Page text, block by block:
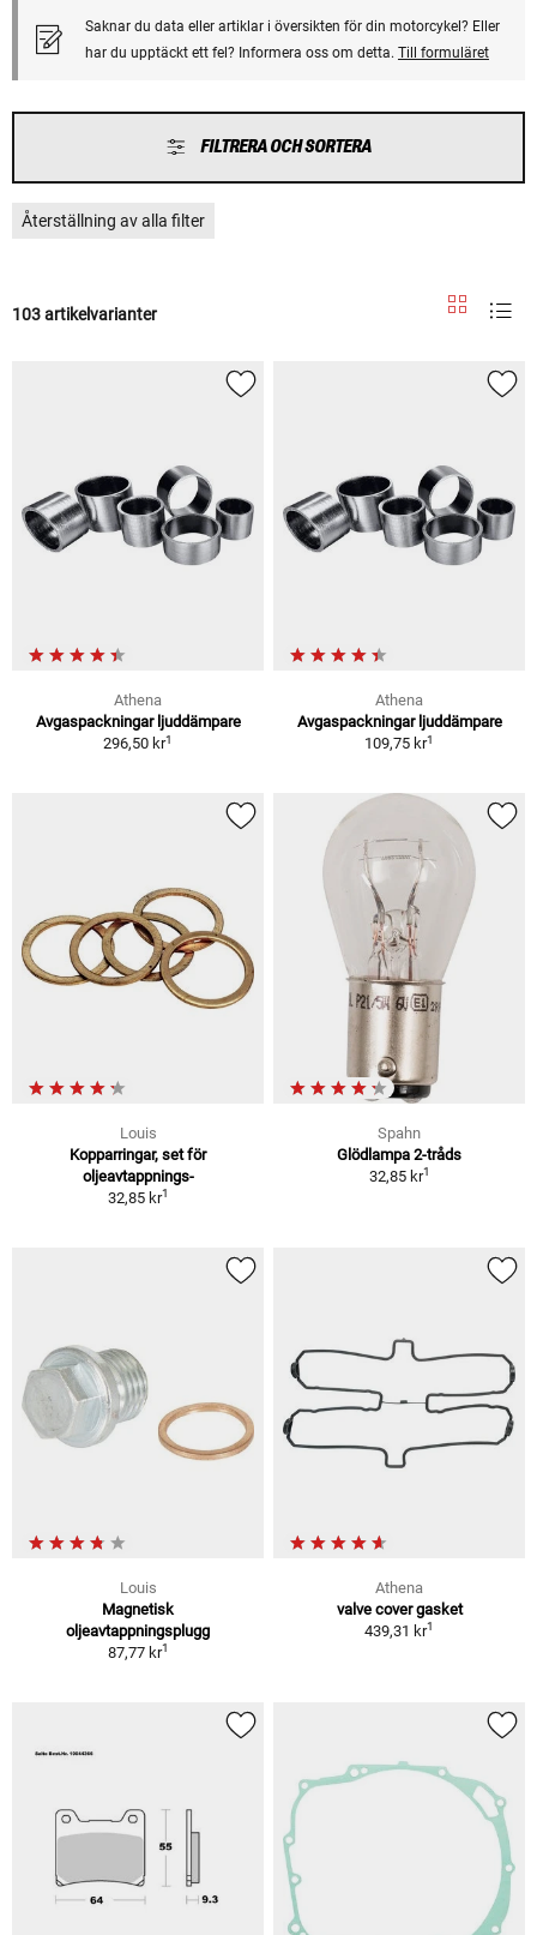
Saknar du data eller artiklar i översikten för din motorcykel? Eller
har du upptäckt ett fel? Informera oss om detta. Till formuläret
FILTRERA OCH SORTERA
Återställning av alla filter
103 artikelvarianter
Athena
Avgaspackningar ljuddämpare
296,50 kr1
Athena
Avgaspackningar ljuddämpare
109,75 kr1
Louis
Kopparringar, set för
oljeavtappnings-
32,85 kr1
Spahn
Glödlampa 2-tråds
32,85 kr1
Louis
Magnetisk
oljeavtappningsplugg
87,77 kr1
Athena
valve cover gasket
439,31 kr1